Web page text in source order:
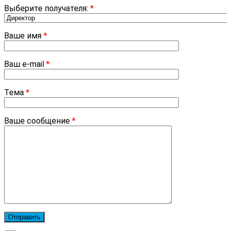
Выберите получателя: *
Ваше имя *
Ваш e-mail *
Тема *
Ваше сообщение *